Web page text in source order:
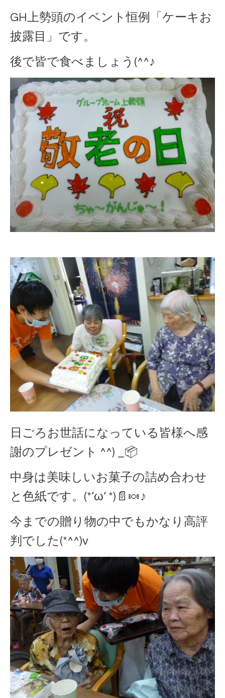
GH上勢頭のイベント恒例「ケーキお
披露目」です。
後で皆で食べましょう(^^♪
日ごろお世話になっている皆様へ感
謝のプレゼント ^^) _📦
中身は美味しいお菓子の詰め合わせ
と色紙です。(*‘ω‘ *)📄🍬♪
今までの贈り物の中でもかなり高評
判でした(*^^)v